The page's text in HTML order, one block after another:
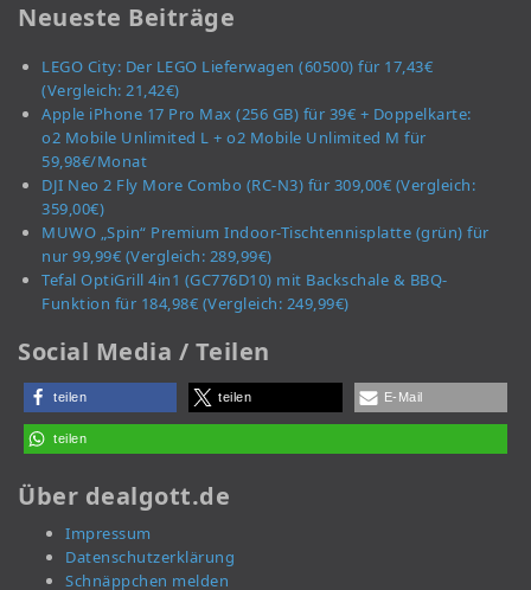
Neueste Beiträge
LEGO City: Der LEGO Lieferwagen (60500) für 17,43€
(Vergleich: 21,42€)
Apple iPhone 17 Pro Max (256 GB) für 39€ + Doppelkarte:
o2 Mobile Unlimited L + o2 Mobile Unlimited M für
59,98€/Monat
DJI Neo 2 Fly More Combo (RC-N3) für 309,00€ (Vergleich:
359,00€)
MUWO „Spin“ Premium Indoor-Tischtennisplatte (grün) für
nur 99,99€ (Vergleich: 289,99€)
Tefal OptiGrill 4in1 (GC776D10) mit Backschale & BBQ-
Funktion für 184,98€ (Vergleich: 249,99€)
Social Media / Teilen
teilen teilen E-Mail
teilen
Über dealgott.de
Impressum
Datenschutzerklärung
Schnäppchen melden